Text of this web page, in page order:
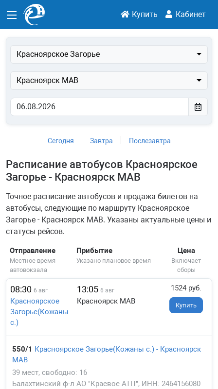
Купить Кабинет
Красноярское Загорье
Красноярск МАВ
Сегодня Завтра Послезавтра
Расписание автобусов Красноярское
Загорье - Красноярск МАВ
Точное расписание автобусов и продажа билетов на
автобусы, следующие по маршруту Красноярское
Загорье - Красноярск МАВ. Указаны актуальные цены и
статусы рейсов.
Отправление
Местное время
автовокзала
Прибытие
Указано плановое время
Цена
Включает
сборы
08:30 6 авг
Красноярское
Загорье(Кожаны
с.)
13:05 6 авг
Красноярск МАВ
550/1 Красноярское Загорье(Кожаны с.) - Красноярск
МАВ
39 мест, свободно: 16
Балахтинский ф-л АО "Краевое АТП", ИНН: 2464156080
1524 руб.
Купить